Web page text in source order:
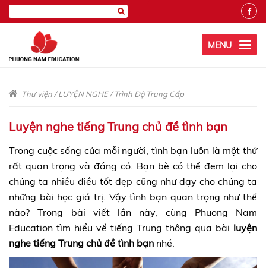
MENU
Thư viện/LUYỆN NGHE/Trình Độ Trung Cấp
Luyện nghe tiếng Trung chủ đề tình bạn
Trong cuộc sống của mỗi người, tình bạn luôn là một thứ
rất quan trọng và đáng có. Bạn bè có thể đem lại cho
chúng ta nhiều điều tốt đẹp cũng như dạy cho chúng ta
những bài học giá trị. Vậy tình bạn quan trọng như thế
nào? Trong bài viết lần này, cùng Phuong Nam
Education tìm hiểu về tiếng Trung thông qua bài luyện
nghe tiếng Trung chủ đề tình bạn nhé.